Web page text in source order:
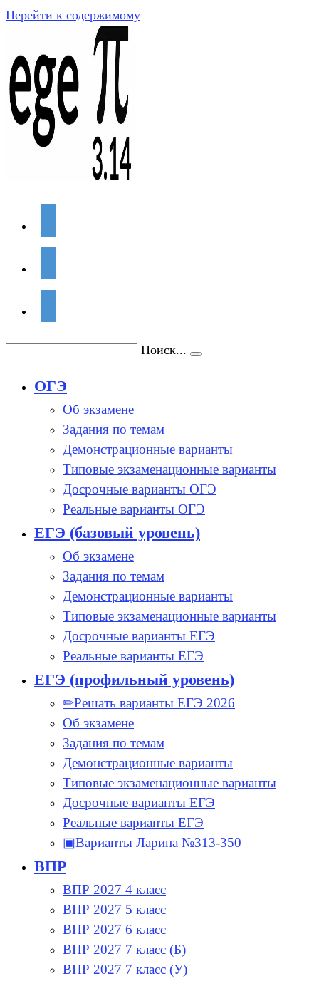
Перейти к содержимому
Поиск...
ОГЭ
Об экзамене
Задания по темам
Демонстрационные варианты
Типовые экзаменационные варианты
Досрочные варианты ОГЭ
Реальные варианты ОГЭ
ЕГЭ (базовый уровень)
Об экзамене
Задания по темам
Демонстрационные варианты
Типовые экзаменационные варианты
Досрочные варианты ЕГЭ
Реальные варианты ЕГЭ
ЕГЭ (профильный уровень)
✏Решать варианты ЕГЭ 2026
Об экзамене
Задания по темам
Демонстрационные варианты
Типовые экзаменационные варианты
Досрочные варианты ЕГЭ
Реальные варианты ЕГЭ
▣Варианты Ларина №313-350
ВПР
ВПР 2027 4 класс
ВПР 2027 5 класс
ВПР 2027 6 класс
ВПР 2027 7 класс (Б)
ВПР 2027 7 класс (У)